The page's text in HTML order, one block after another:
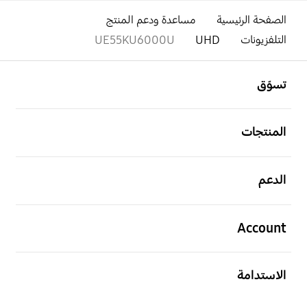
الصفحة الرئيسية
مساعدة ودعم المنتج
التلفزيونات
UHD
UE55KU6000U
تسوّق
المنتجات
الدعم
Account
الاستدامة